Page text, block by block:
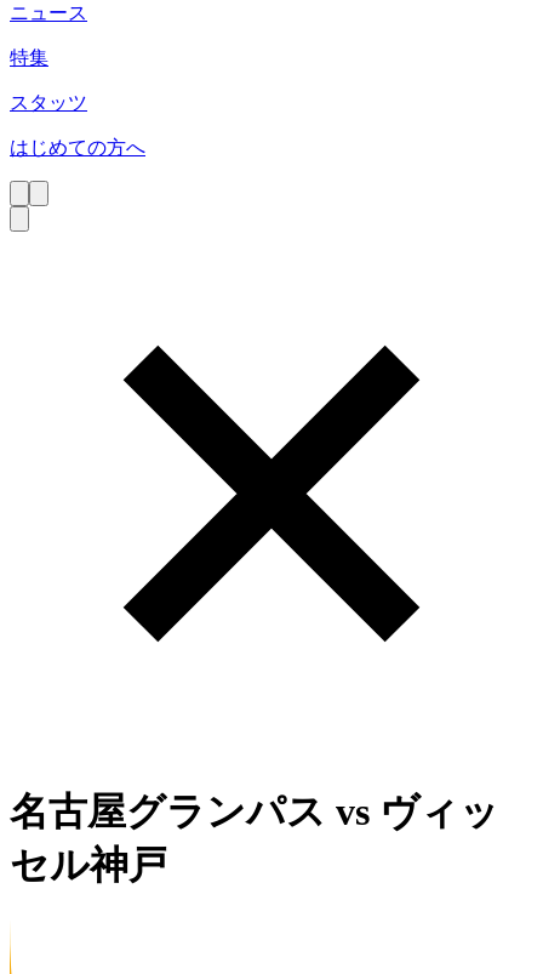
ニュース
特集
スタッツ
はじめての方へ
名古屋グランパス vs ヴィッ
セル神戸